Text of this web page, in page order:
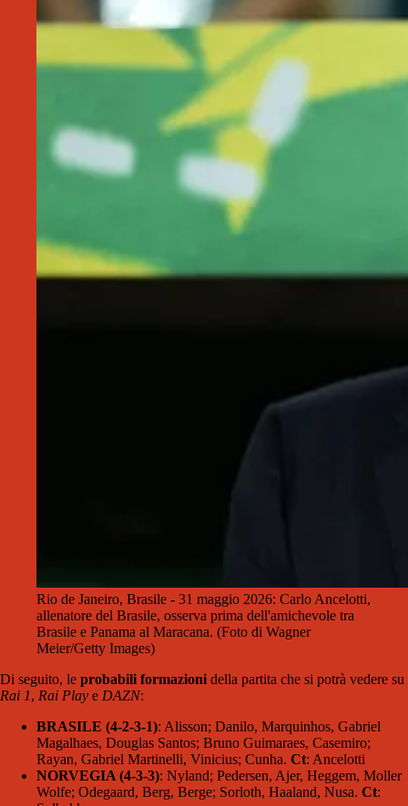
Rio de Janeiro, Brasile - 31 maggio 2026: Carlo Ancelotti,
allenatore del Brasile, osserva prima dell'amichevole tra
Brasile e Panama al Maracana. (Foto di Wagner
Meier/Getty Images)
Di seguito, le probabili formazioni della partita che si potrà vedere su
Rai 1, Rai Play e DAZN:
BRASILE (4-2-3-1): Alisson; Danilo, Marquinhos, Gabriel
Magalhaes, Douglas Santos; Bruno Guimaraes, Casemiro;
Rayan, Gabriel Martinelli, Vinicius; Cunha. Ct: Ancelotti
NORVEGIA (4-3-3): Nyland; Pedersen, Ajer, Heggem, Moller
Wolfe; Odegaard, Berg, Berge; Sorloth, Haaland, Nusa. Ct: